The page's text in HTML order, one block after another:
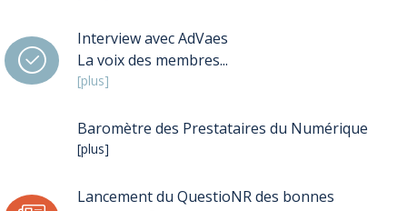
Interview avec AdVaes
La voix des membres...
[plus]
Baromètre des Prestataires du Numérique
[plus]
Lancement du QuestioNR des bonnes